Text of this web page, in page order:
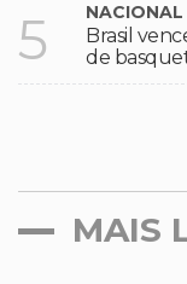
5 NACIONAL
Brasil
de
MAIS